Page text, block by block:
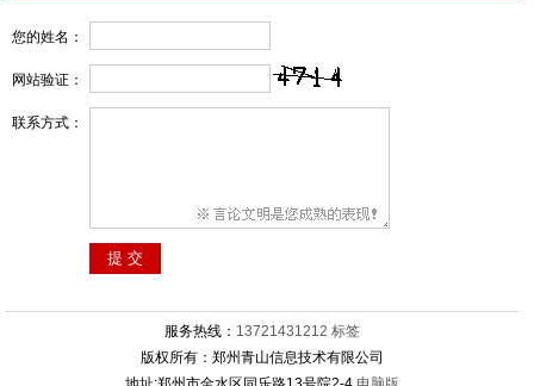
您的姓名：
网站验证：
联系方式：
服务热线： 13721431212 标签
版权所有：郑州青山信息技术有限公司